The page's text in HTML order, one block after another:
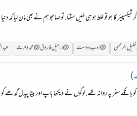
شیکسپیئر کا ہو تو غلط ہو ہی نہیں سکتا. تو صاحبو ہم نے بھی مان
خلیل الرحمن @ادب دوست @راحیل فاروق@ محمد وارث
سفر پہ روانہ تھے. لوگوں نے دیکھا باپ اور بیٹا پیدل گدھے